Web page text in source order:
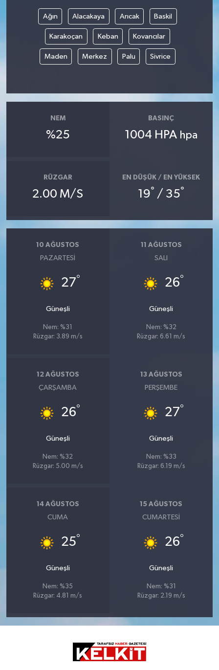
Ağın Alacakaya Arıcak Baskil
Karakoçan Keban Kovancılar
Maden Merkez Palu Sivrice
NEM
%25
BASINÇ
1004 HPA hpa
RÜZGAR
2.00 M/S
EN DÜŞÜK / EN YÜKSEK
19° / 35°
10 AĞUSTOS
PAZARTESI
27°
Güneşli
Nem: %31
Rüzgar: 3.89 m/s
11 AĞUSTOS
SALI
26°
Güneşli
Nem: %32
Rüzgar: 6.61 m/s
12 AĞUSTOS
ÇARŞAMBA
26°
Güneşli
Nem: %32
Rüzgar: 5.00 m/s
13 AĞUSTOS
PERŞEMBE
27°
Güneşli
Nem: %33
Rüzgar: 6.19 m/s
14 AĞUSTOS
CUMA
25°
Güneşli
Nem: %35
Rüzgar: 4.81 m/s
15 AĞUSTOS
CUMARTESI
26°
Güneşli
Nem: %31
Rüzgar: 2.19 m/s